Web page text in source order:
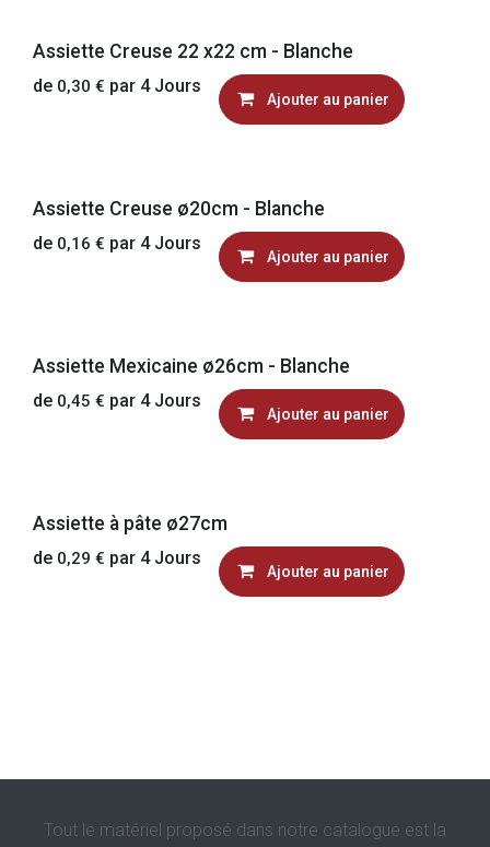
Assiette Creuse 22 x22 cm - Blanche
de 0,30 € par 4 Jours
Ajouter au panier
Assiette Creuse ø20cm - Blanche
de 0,16 € par 4 Jours
Ajouter au panier
Assiette Mexicaine ø26cm - Blanche
de 0,45 € par 4 Jours
Ajouter au panier
Assiette à pâte ø27cm
de 0,29 € par 4 Jours
Ajouter au panier
Tout le matériel proposé dans notre catalogue est la